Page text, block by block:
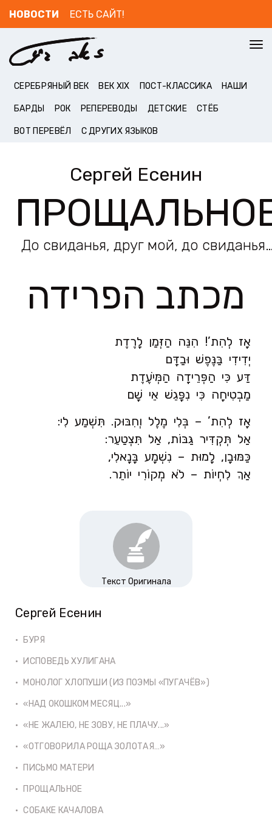
НОВОСТИ ЕСТЬ САЙТ!
СЕРЕБРЯНЫЙ ВЕК ВЕК XIX ПОСТ-КЛАССИКА НАШИ
БАРДЫ РОК РЕПЕРЕВОДЫ ДЕТСКИЕ СТЁБ
ВОТ ПЕРЕВЁЛ С ДРУГИХ ЯЗЫКОВ
Сергей Есенин
До свиданья, друг мой, до
מכתב הפרידה
Сергей Есенин
БУРЯ
ИСПОВЕДЬ ХУЛИГАНА
МОНОЛОГ ХЛОПУШИ (ИЗ ПОЭМЫ «ПУГАЧЁВ»)
«НАД ОКОШКОМ МЕСЯЦ...»
«НЕ ЖАЛЕЮ, НЕ ЗОВУ, НЕ ПЛАЧУ...»
«ОТГОВОРИЛА РОЩА ЗОЛОТАЯ…»
ПИСЬМО МАТЕРИ
ПРОЩАЛЬНОЕ
СОБАКЕ КАЧАЛОВА
אָז לְהִת’! הִנֵּה הַזְּמַן לָרֶדֶת
יְדִידִי בַּנֶּפֶשׁ וּבַדָּם
דַּע כִּי הַפְּרֵידָה הַמְּיֹעֶדֶת
מַבְטִיחָה כִּי נִפָּגֵשׁ אֵי שָׁם
אָז לְהִת’ – בְּלִי מֶלֶל וְחִבּוּק. תִּשְׁמַע לִי:
אַל תְּקְדִּיר גַּבּוֹת, אַל תִּצְטַעֵר:
כַּמּוּבָן, לָמוּת – נִשְׁמָע בָּנָאלִי,
אַךְ לִחְיוֹת – לֹא מְקוֹרִי יוֹתֵר.
Текст Оригинала